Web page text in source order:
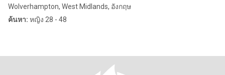
Wolverhampton, West Midlands, อังกฤษ
ค้นหา: หญิง 28 - 48